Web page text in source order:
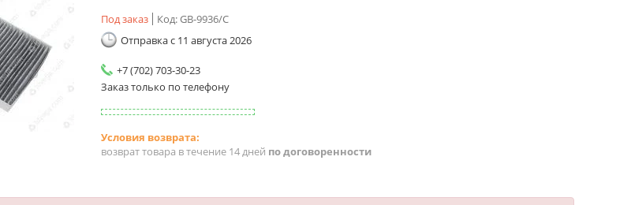
Под заказ
Код:GB-9936/С
Отправка с 11 августа 2026
+7 (702) 703-30-23
Заказ только по телефону
возврат товара в течение 14 дней по договоренности